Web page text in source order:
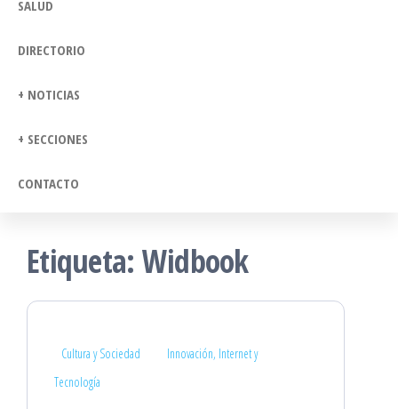
SALUD
DIRECTORIO
+ NOTICIAS
+ SECCIONES
CONTACTO
Etiqueta: Widbook
Cultura y Sociedad
Innovación, Internet y
Tecnología